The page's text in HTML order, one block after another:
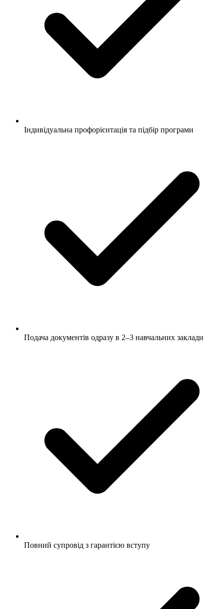
Індивідуальна профорієнтація та підбір програми
Подача документів одразу в 2–3 навчальних заклади
Повний супровід з гарантією вступу